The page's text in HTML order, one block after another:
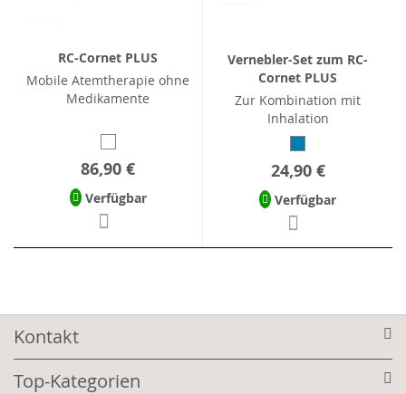
RC-Cornet PLUS
Mobile Atemtherapie ohne
Medikamente
86,90 €
Verfügbar
Vernebler-Set zum RC-
Cornet PLUS
Zur Kombination mit
Inhalation
24,90 €
Verfügbar
Kontakt
Top-Kategorien